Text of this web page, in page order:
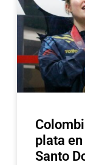
plata
Santo